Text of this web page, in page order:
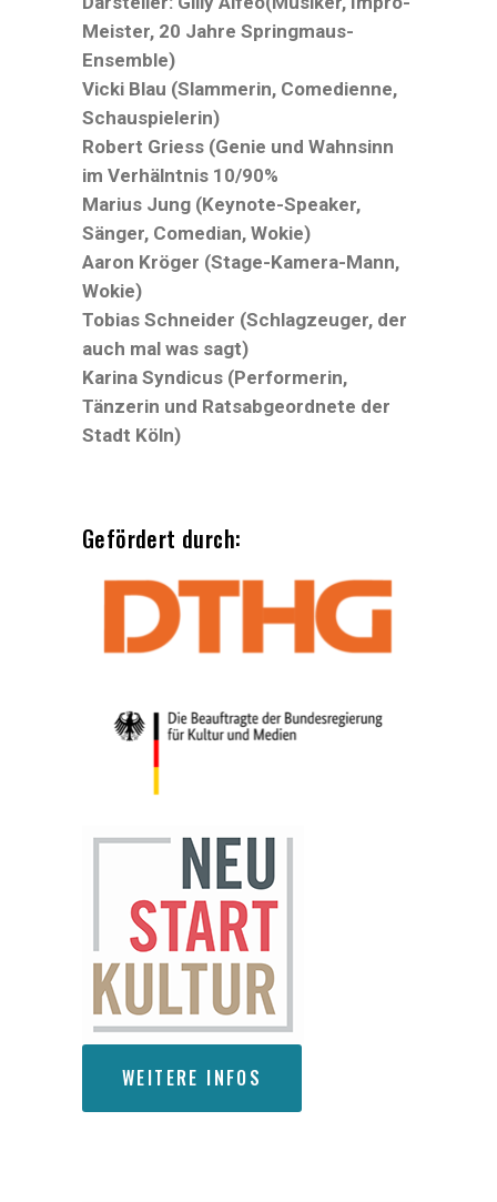
Meister, 20 Jahre Springmaus-
Ensemble)
Vicki Blau (Slammerin, Comedienne,
Schauspielerin)
Robert Griess (Genie und Wahnsinn
im Verhälntnis 10/90%
Marius Jung (Keynote-Speaker,
Sänger, Comedian, Wokie)
Aaron Kröger (Stage-Kamera-Mann,
Wokie)
Tobias Schneider (Schlagzeuger, der
auch mal was sagt)
Karina Syndicus (Performerin,
Tänzerin und Ratsabgeordnete der
Stadt Köln)
Gefördert durch:
WEITERE INFOS